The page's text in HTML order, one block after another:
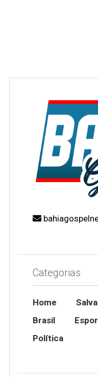
Categorias
Home
Brasil
Política